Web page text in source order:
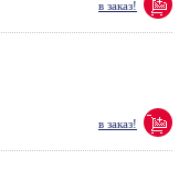
в заказ!
в заказ!